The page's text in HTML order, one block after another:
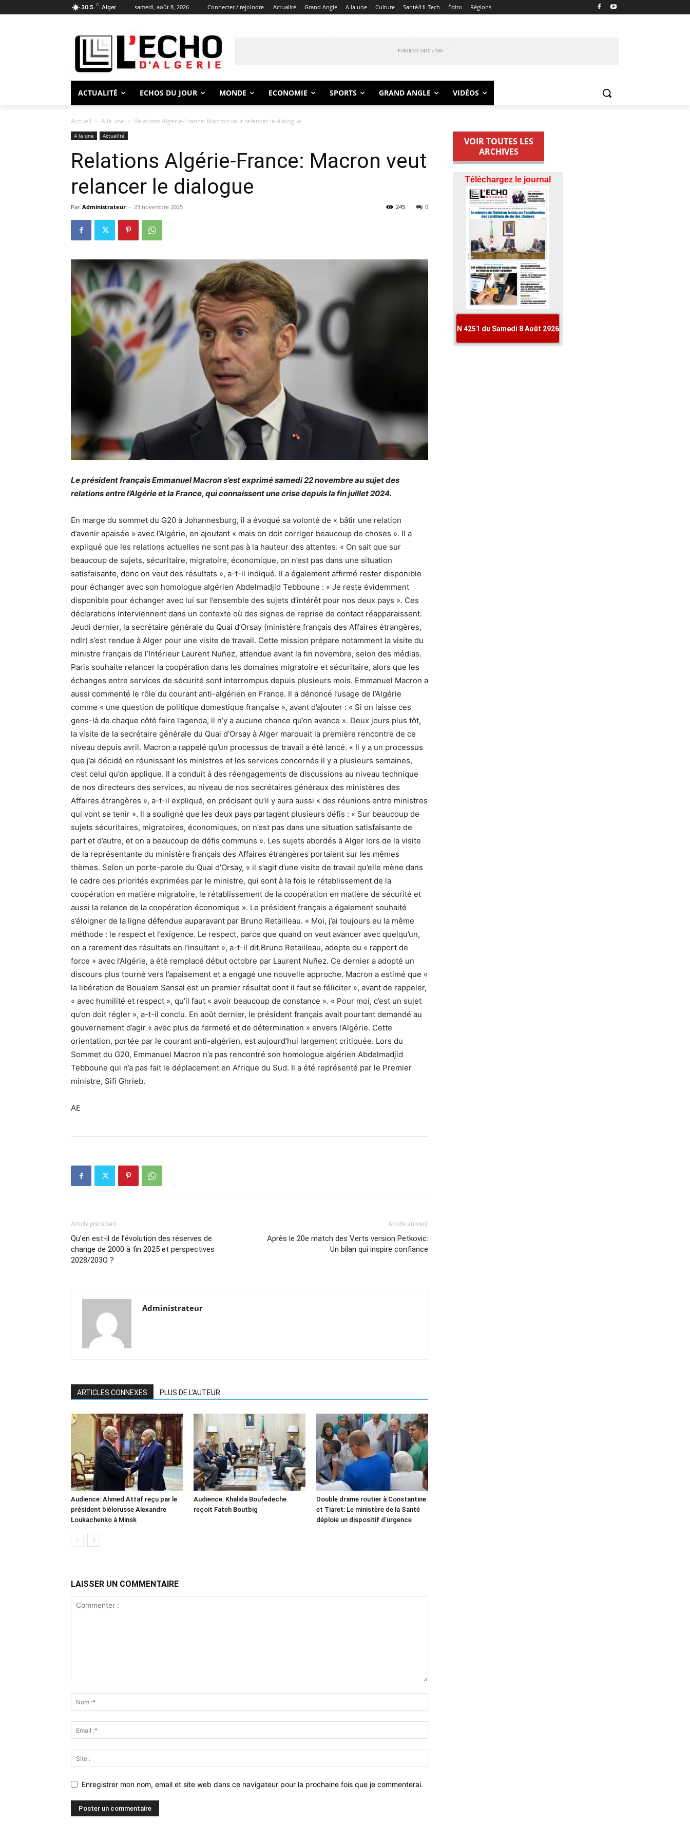
30.5 C Alger samedi, août 8, 2026 Connecter / rejoindre Actualité Grand Angle A la une Culture Santé/Hi-Tech Édito Régions
ACTUALITÉ ECHOS DU JOUR MONDE ECONOMIE SPORTS GRAND ANGLE VIDÉOS
Accueil A la une Relations Algérie-France: Macron veut relancer le dialogue
A la une Actualité
Relations Algérie-France: Macron veut
relancer le dialogue
Par Administrateur - 23 novembre 2025 0
245
Le président français Emmanuel Macron s’est exprimé samedi 22 novembre au sujet des
relations entre l’Algérie et la France, qui connaissent une crise depuis la fin juillet 2024.
En marge du sommet du G20 à Johannesburg, il a évoqué sa volonté de « bâtir une relation
d’avenir apaisée » avec l’Algérie, en ajoutant « mais on doit corriger beaucoup de choses ». Il a
expliqué que les relations actuelles ne sont pas à la hauteur des attentes. « On sait que sur
beaucoup de sujets, sécuritaire, migratoire, économique, on n’est pas dans une situation
satisfaisante, donc on veut des résultats », a-t-il indiqué. Il a également affirmé rester disponible
pour échanger avec son homologue algérien Abdelmadjid Tebboune : « Je reste évidemment
disponible pour échanger avec lui sur l’ensemble des sujets d’intérêt pour nos deux pays ». Ces
déclarations interviennent dans un contexte où des signes de reprise de contact réapparaissent.
Jeudi dernier, la secrétaire générale du Quai d’Orsay (ministère français des Affaires étrangères,
ndlr) s’est rendue à Alger pour une visite de travail. Cette mission prépare notamment la visite du
ministre français de l’Intérieur Laurent Nuñez, attendue avant la fin novembre, selon des médias.
Paris souhaite relancer la coopération dans les domaines migratoire et sécuritaire, alors que les
échanges entre services de sécurité sont interrompus depuis plusieurs mois. Emmanuel Macron a
aussi commenté le rôle du courant anti-algérien en France. Il a dénoncé l’usage de l’Algérie
comme « une question de politique domestique française », avant d’ajouter : « Si on laisse ces
gens-là de chaque côté faire l’agenda, il n’y a aucune chance qu’on avance ». Deux jours plus tôt,
la visite de la secrétaire générale du Quai d’Orsay à Alger marquait la première rencontre de ce
niveau depuis avril. Macron a rappelé qu’un processus de travail a été lancé. « Il y a un processus
que j’ai décidé en réunissant les ministres et les services concernés il y a plusieurs semaines,
c’est celui qu’on applique. Il a conduit à des réengagements de discussions au niveau technique
de nos directeurs des services, au niveau de nos secrétaires généraux des ministères des
Affaires étrangères », a-t-il expliqué, en précisant qu’il y aura aussi « des réunions entre ministres
qui vont se tenir ». Il a souligné que les deux pays partagent plusieurs défis : « Sur beaucoup de
sujets sécuritaires, migratoires, économiques, on n’est pas dans une situation satisfaisante de
part et d’autre, et on a beaucoup de défis communs ». Les sujets abordés à Alger lors de la visite
de la représentante du ministère français des Affaires étrangères portaient sur les mêmes
thèmes. Selon un porte-parole du Quai d’Orsay, « il s’agit d’une visite de travail qu’elle mène dans
le cadre des priorités exprimées par le ministre, qui sont à la fois le rétablissement de la
coopération en matière migratoire, le rétablissement de la coopération en matière de sécurité et
aussi la relance de la coopération économique ». Le président français a également souhaité
s’éloigner de la ligne défendue auparavant par Bruno Retailleau. « Moi, j’ai toujours eu la même
méthode : le respect et l’exigence. Le respect, parce que quand on veut avancer avec quelqu’un,
on a rarement des résultats en l’insultant », a-t-il dit.Bruno Retailleau, adepte du « rapport de
force » avec l’Algérie, a été remplacé début octobre par Laurent Nuñez. Ce dernier a adopté un
discours plus tourné vers l’apaisement et a engagé une nouvelle approche. Macron a estimé que «
la libération de Boualem Sansal est un premier résultat dont il faut se féliciter », avant de rappeler,
« avec humilité et respect », qu’il faut « avoir beaucoup de constance ». « Pour moi, c’est un sujet
qu’on doit régler », a-t-il conclu. En août dernier, le président français avait pourtant demandé au
gouvernement d’agir « avec plus de fermeté et de détermination » envers l’Algérie. Cette
orientation, portée par le courant anti-algérien, est aujourd’hui largement critiquée. Lors du
Sommet du G20, Emmanuel Macron n’a pas rencontré son homologue algérien Abdelmadjid
Tebboune qui n’a pas fait le déplacement en Afrique du Sud. Il a été représenté par le Premier
ministre, Sifi Ghrieb.
AE
Article précédent
Qu’en est-il de l’évolution des réserves de
change de 2000 à fin 2025 et perspectives
2028/203O ?
Article suivant
Après le 20e match des Verts version Petkovic:
Un bilan qui inspire confiance
Administrateur
ARTICLES CONNEXES PLUS DE L'AUTEUR
Audience: Ahmed Attaf reçu par le
président biélorusse Alexandre
Loukachenko à Minsk
Audience: Khalida Boufedeche
reçoit Fateh Boutbig
Double drame routier à Constantine
et Tiaret: Le ministère de la Santé
déploie un dispositif d’urgence
LAISSER UN COMMENTAIRE
Enregistrer mon nom, email et site web dans ce navigateur pour la prochaine fois que je commenterai.
VOIR TOUTES LES
ARCHIVES